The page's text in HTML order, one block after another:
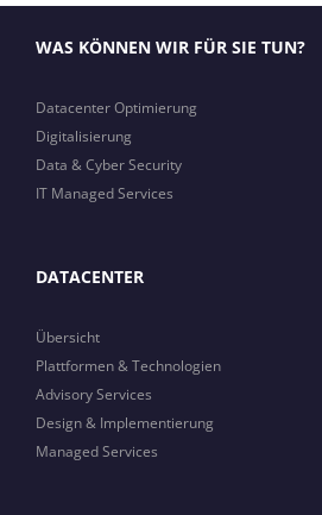
WAS KÖNNEN WIR FÜR SIE TUN?
Datacenter Optimierung
Digitalisierung
Data & Cyber Security
IT Managed Services
DATACENTER
Übersicht
Plattformen & Technologien
Advisory Services
Design & Implementierung
Managed Services